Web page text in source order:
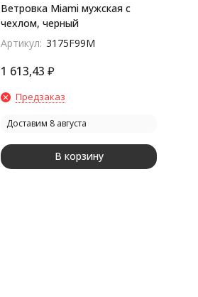
Ветровка Miami мужская с
чехлом, черный
Артикул: 3175F99M
1 613,43 ₽
Предзаказ
Доставим 8 августа
В корзину